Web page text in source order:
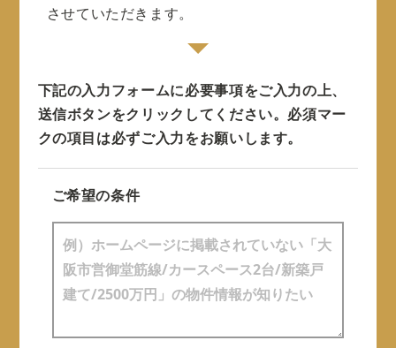
させていただきます。
下記の入力フォームに必要事項をご入力の上、
送信ボタンをクリックしてください。 必須マー
クの項目は必ずご入力をお願いします。
ご希望の条件